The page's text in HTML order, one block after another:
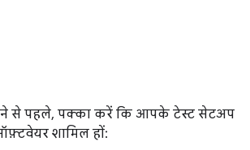
से पहले, पक्का करें कि आपके टेस्ट सेटअप
शामिल हों: